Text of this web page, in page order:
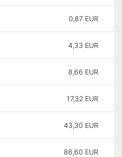
0,87 EUR
4,33 EUR
8,66 EUR
17,32 EUR
43,30 EUR
86,60 EUR